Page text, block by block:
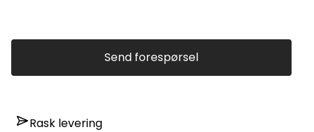
Send forespørsel
Rask levering